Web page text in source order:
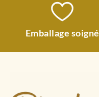
Emballage soigné